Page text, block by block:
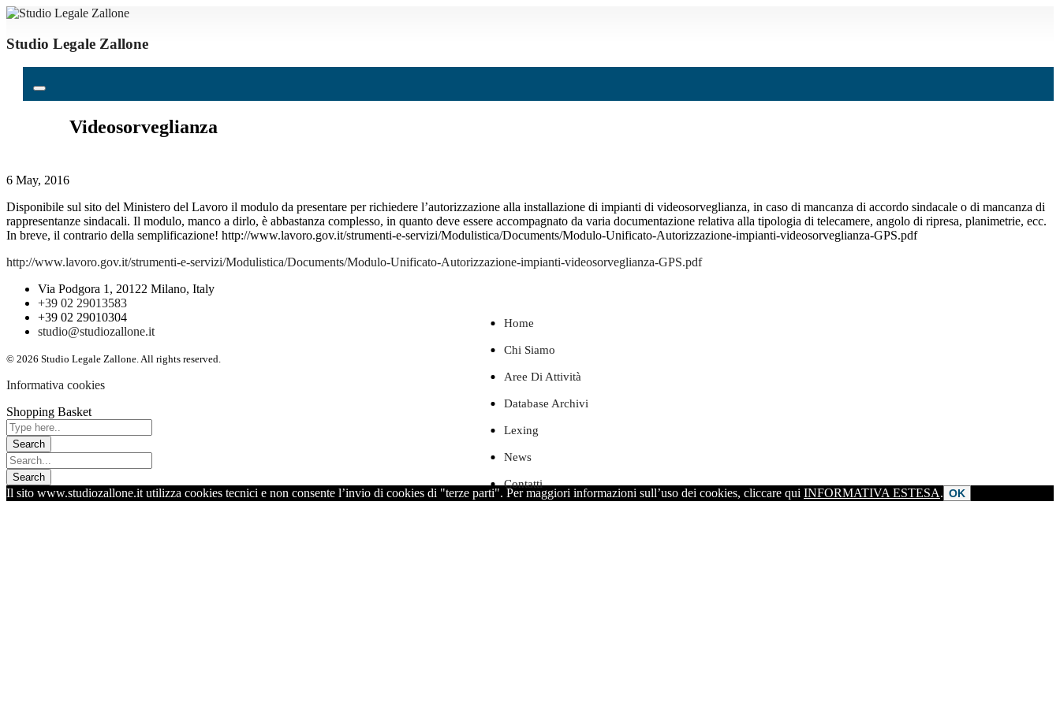
Studio Legale Zallone
Home
Chi Siamo
Aree Di Attività
Database Archivi
Lexing
News
Contatti
Videosorveglianza
6 May, 2016
Disponibile sul sito del Ministero del Lavoro il modulo da presentare per richiedere l’autorizzazione alla installazione di impianti di videosorveglianza, in caso di mancanza di accordo sindacale o di mancanza di
rappresentanze sindacali. Il modulo, manco a dirlo, è abbastanza complesso, in quanto deve essere accompagnato da varia documentazione relativa alla tipologia di telecamere, angolo di ripresa, planimetrie, ecc.
In breve, il contrario della semplificazione! http://www.lavoro.gov.it/strumenti-e-servizi/Modulistica/Documents/Modulo-Unificato-Autorizzazione-impianti-videosorveglianza-GPS.pdf
http://www.lavoro.gov.it/strumenti-e-servizi/Modulistica/Documents/Modulo-Unificato-Autorizzazione-impianti-videosorveglianza-GPS.pdf
Via Podgora 1, 20122 Milano, Italy
+39 02 29013583
+39 02 29010304
studio@studiozallone.it
© 2026 Studio Legale Zallone. All rights reserved.
Informativa cookies
Shopping Basket
Il sito www.studiozallone.it utilizza cookies tecnici e non consente l’invio di cookies di "terze parti". Per maggiori informazioni sull’uso dei cookies, cliccare qui INFORMATIVA ESTESA. OK